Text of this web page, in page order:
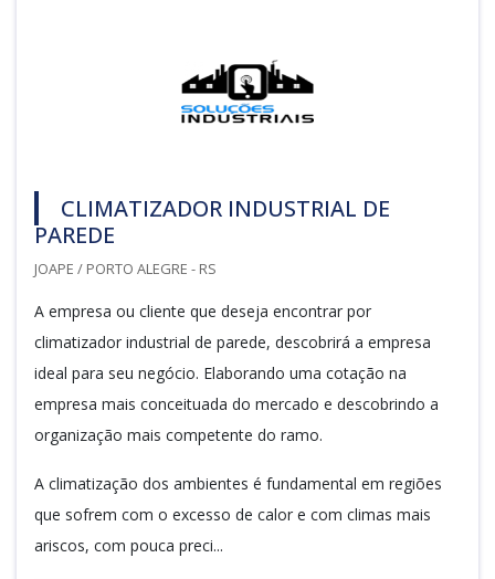
CLIMATIZADOR INDUSTRIAL DE
PAREDE
JOAPE / PORTO ALEGRE - RS
A empresa ou cliente que deseja encontrar por
climatizador industrial de parede, descobrirá a empresa
ideal para seu negócio. Elaborando uma cotação na
empresa mais conceituada do mercado e descobrindo a
organização mais competente do ramo.
A climatização dos ambientes é fundamental em regiões
que sofrem com o excesso de calor e com climas mais
ariscos, com pouca preci...